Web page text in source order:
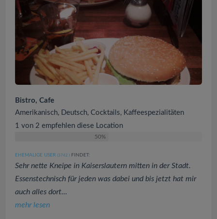
Bistro, Cafe
Amerikanisch, Deutsch, Cocktails, Kaffeespezialitäten
1 von 2 empfehlen diese Location
50%
EHEMALIGE USER (3742 ) FINDET:
Sehr nette Kneipe in Kaiserslautern mitten in der Stadt.
Essenstechnisch für jeden was dabei und bis jetzt hat mir
auch alles dort...
mehr lesen